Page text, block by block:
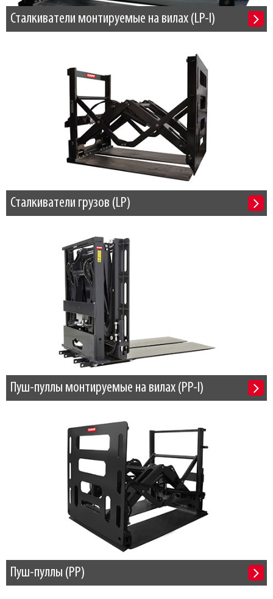
Сталкиватели монтируемые на вилах (LP-I)
Сталкиватели грузов (LP)
Пуш-пуллы монтируемые на вилах (PP-I)
Пуш-пуллы (PP)